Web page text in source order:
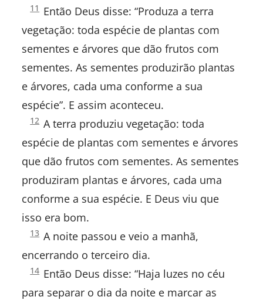
Juízes
Rute
I Samuel
II Samuel
I Reis
II Reis
I Crônicas
II Crônicas
Esdras
Neemias
Ester
Gênesis
1:
11 Então Deus disse: “Produza a terra
vegetação: toda espécie de plantas com
sementes e árvores que dão frutos com
sementes. As sementes produzirão plantas
e árvores, cada uma conforme a sua
espécie”. E assim aconteceu.
Gênesis
1:
12 A terra produziu vegetação: toda
espécie de plantas com sementes e árvores
que dão frutos com sementes. As sementes
produziram plantas e árvores, cada uma
conforme a sua espécie. E Deus viu que
isso era bom.
Gênesis
1:
13 A noite passou e veio a manhã,
encerrando o terceiro dia.
Gênesis
1:
14 Então Deus disse: “Haja luzes no céu
para separar o dia da noite e marcar as